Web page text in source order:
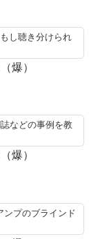
し聴き分けられ
爆）
などの事例を教
爆）
プのブラインド